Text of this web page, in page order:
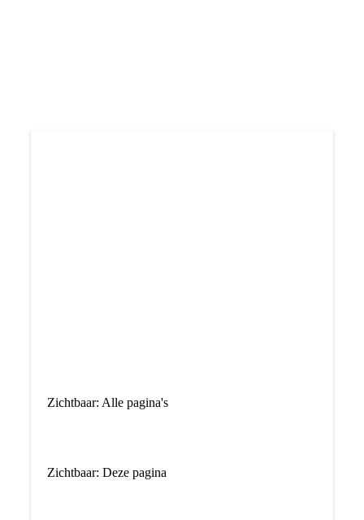
Zichtbaar: Alle pagina's
Zichtbaar: Deze pagina